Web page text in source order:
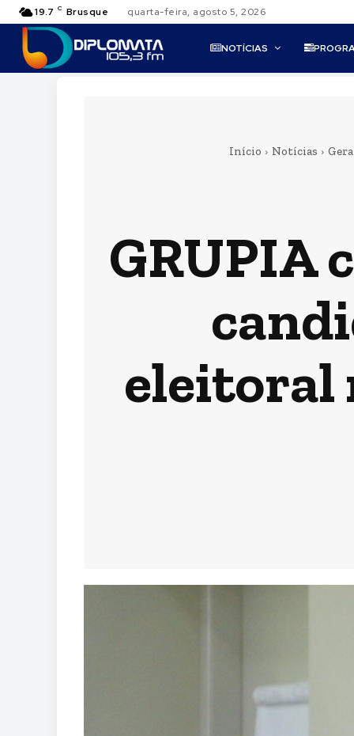
19.7 C Brusque quarta-feira, agosto 5, 2026
NOTÍCIAS
Início Notícias
GRUPIA
eleitoral